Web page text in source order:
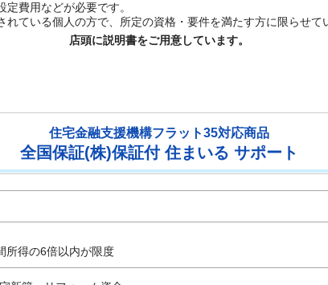
費用などが必要です。
ている個人の方で、所定の資格・要件を満たす方に限らせて
店頭に説明書をご用意しています。
住宅金融支援機構フラット35対応商品
全国保証(株)保証付 住まいる サポート
得の6倍以内が限度